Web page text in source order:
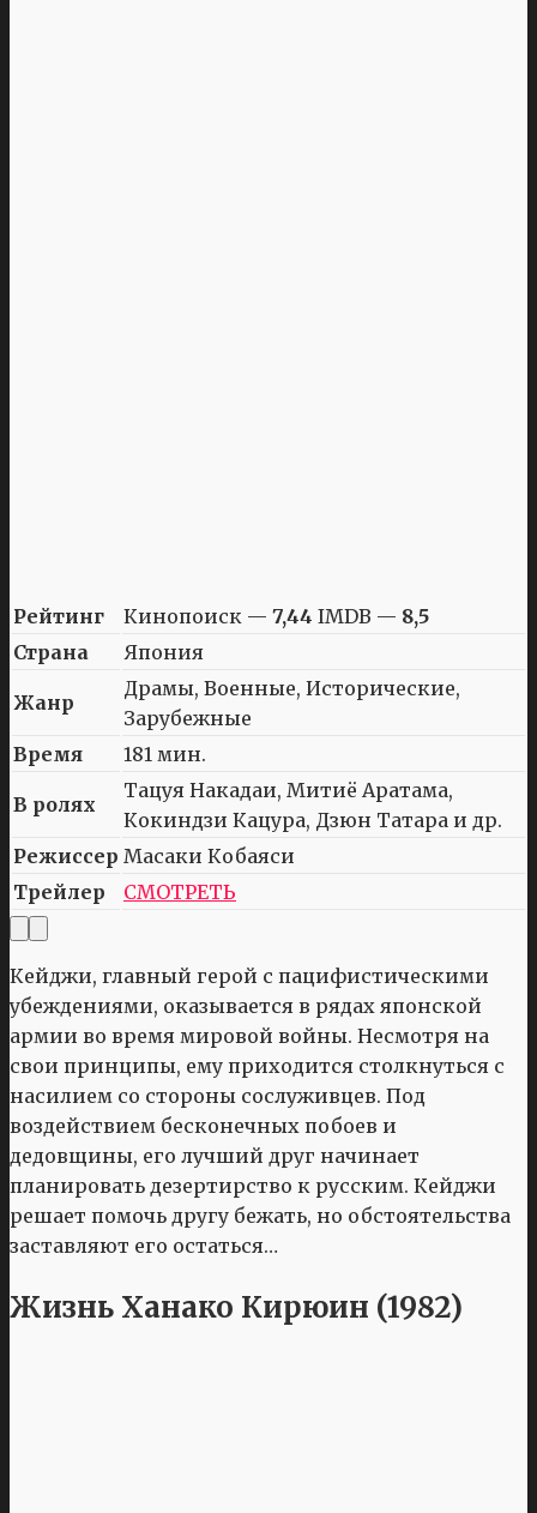
Рейтинг Кинопоиск — 7,44 IMDB — 8,5
Страна
Япония
Жанр
Драмы, Военные, Исторические,
Зарубежные
Время
181 мин.
В ролях
Тацуя Накадаи, Митиё Аратама,
Кокиндзи Кацура, Дзюн Татара и др.
Режиссер Масаки Кобаяси
Трейлер
СМОТРЕТЬ
Кейджи, главный герой с пацифистическими
убеждениями, оказывается в рядах японской
армии во время мировой войны. Несмотря на
свои принципы, ему приходится столкнуться с
насилием со стороны сослуживцев. Под
воздействием бесконечных побоев и
дедовщины, его лучший друг начинает
планировать дезертирство к русским. Кейджи
решает помочь другу бежать, но обстоятельства
заставляют его остаться…
Жизнь Ханако Кирюин (1982)